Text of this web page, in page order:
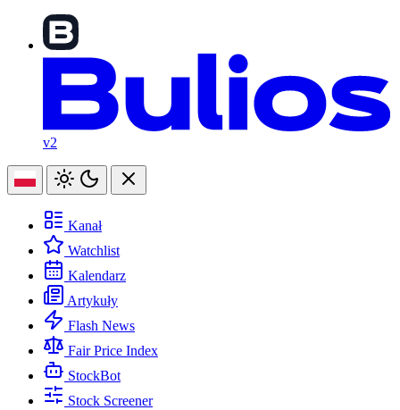
v2
Kanał
Watchlist
Kalendarz
Artykuły
Flash News
Fair Price Index
StockBot
Stock Screener